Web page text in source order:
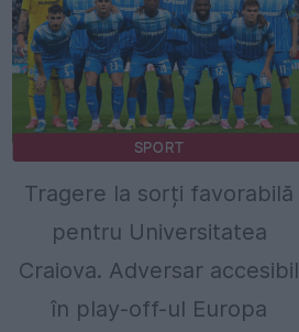
SPORT
Tragere la sorți favorabilă
pentru Universitatea
Craiova. Adversar accesibil
în play-off-ul Europa